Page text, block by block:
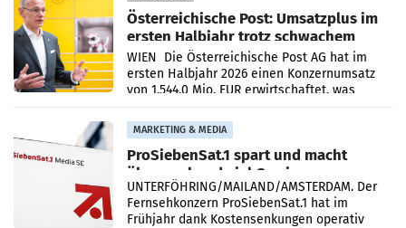
Österreichische Post: Umsatzplus im
ersten Halbjahr trotz schwachem
Briefgeschäft
WIEN Die Österreichische Post AG hat im
ersten Halbjahr 2026 einen Konzernumsatz
von 1.544,0 Mio. EUR erwirtschaftet, was
einem Plus von 3,8 Prozent gegenüber dem
Vergleichszeitraum
MARKETING & MEDIA
ProSiebenSat.1 spart und macht
überraschend viel Gewinn
UNTERFÖHRING/MAILAND/AMSTERDAM. Der
Fernsehkonzern ProSiebenSat.1 hat im
Frühjahr dank Kostensenkungen operativ